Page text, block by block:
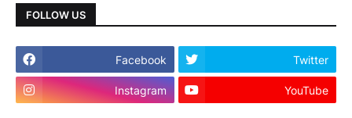
FOLLOW US
Facebook Twitter
Instagram YouTube